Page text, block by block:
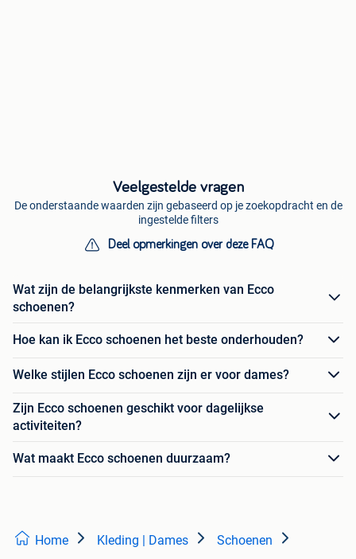
Veelgestelde vragen
De onderstaande waarden zijn gebaseerd op je zoekopdracht en de
ingestelde filters
Deel opmerkingen over deze FAQ
Wat zijn de belangrijkste kenmerken van Ecco
schoenen?
Hoe kan ik Ecco schoenen het beste onderhouden?
Welke stijlen Ecco schoenen zijn er voor dames?
Zijn Ecco schoenen geschikt voor dagelijkse
activiteiten?
Wat maakt Ecco schoenen duurzaam?
Home Kleding | Dames Schoenen